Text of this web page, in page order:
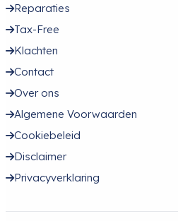
Reparaties
Tax-Free
Klachten
Contact
Over ons
Algemene Voorwaarden
Cookiebeleid
Disclaimer
Privacyverklaring